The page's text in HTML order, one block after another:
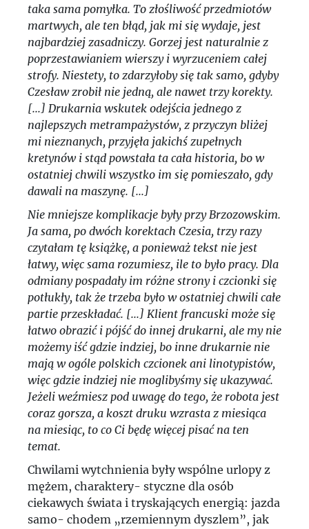
taka sama pomyłka. To złośliwość przedmiotów
martwych, ale ten błąd, jak mi się wydaje, jest
najbardziej zasadniczy. Gorzej jest naturalnie z
poprzestawianiem wierszy i wyrzuceniem całej
strofy. Niestety, to zdarzyłoby się tak samo, gdyby
Czesław zrobił nie jedną, ale nawet trzy korekty.
[...] Drukarnia wskutek odejścia jednego z
najlepszych metrampażystów, z przyczyn bliżej
mi nieznanych, przyjęła jakichś zupełnych
kretynów i stąd powstała ta cała historia, bo w
ostatniej chwili wszystko im się pomieszało, gdy
dawali na maszynę. [...]
Nie mniejsze komplikacje były przy Brzozowskim.
Ja sama, po dwóch korektach Czesia, trzy razy
czytałam tę książkę, a ponieważ tekst nie jest
łatwy, więc sama rozumiesz, ile to było pracy. Dla
odmiany pospadały im różne strony i czcionki się
potłukły, tak że trzeba było w ostatniej chwili całe
partie przeskładać. [...] Klient francuski może się
łatwo obrazić i pójść do innej drukarni, ale my nie
możemy iść gdzie indziej, bo inne drukarnie nie
mają w ogóle polskich czcionek ani linotypistów,
więc gdzie indziej nie moglibyśmy się ukazywać.
Jeżeli weźmiesz pod uwagę do tego, że robota jest
coraz gorsza, a koszt druku wzrasta z miesiąca
na miesiąc, to co Ci będę więcej pisać na ten
temat.
Chwilami wytchnienia były wspólne urlopy z
mężem, charaktery- styczne dla osób
ciekawych świata i tryskających energią: jazda
samo- chodem „rzemiennym dyszlem”, jak